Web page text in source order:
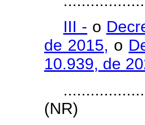
III - o
de 2015, o
10.939, de
(NR)